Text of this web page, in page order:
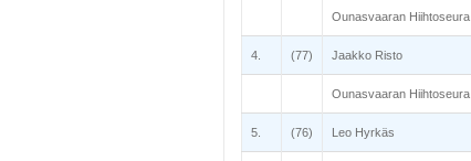
Ounasvaaran Hiihtoseura
4. (77) Jaakko Risto
Ounasvaaran Hiihtoseura
5. (76) Leo Hyrkäs